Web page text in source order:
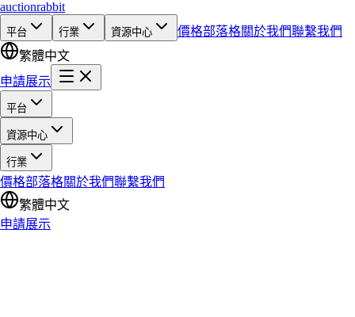
auctionrabbit
平台 行業 資源中心 價格部落格關於我們聯繫我們
繁體中文
申請展示
平台
資源中心
行業
價格部落格關於我們聯繫我們
繁體中文
申請展示